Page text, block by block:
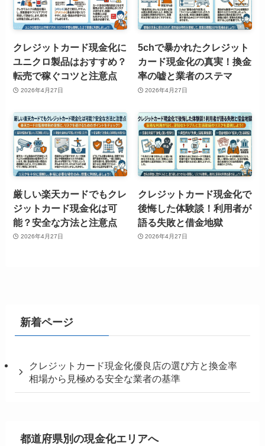
クレジットカード現金化に
ユニクロ製品はおすすめ？
転売で稼ぐコツと注意点
2026年4月27日
5chで暴かれたクレジット
カード現金化の真実！換金
率の嘘と業者のステマ
2026年4月27日
厳しい楽天カードでもクレ
ジットカード現金化は可
能？安全な方法と注意点
2026年4月27日
クレジットカード現金化で
後悔した体験談！利用者が
語る失敗と借金地獄
2026年4月27日
新着ページ
クレジットカード現金化優良店の選び方と換金率
相場から見極める安全な業者の基準
都道府県別の現金化エリアへ